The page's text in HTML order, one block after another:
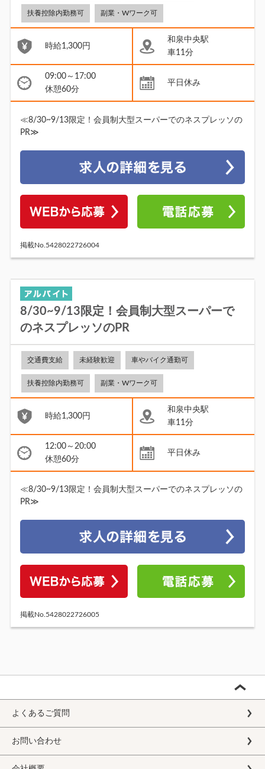
扶養控除内勤務可 副業・Wワーク可
時給1,300円
和泉中央駅
車11分
09:00～17:00
休憩60分
平日休み
≪8/30~9/13限定！会員制大型スーパーでのネスプレッソの
PR≫
掲載No.5428022726004
8/30~9/13限定！会員制大型スーパーで
のネスプレッソのPR
交通費支給 未経験歓迎 車やバイク通勤可
扶養控除内勤務可 副業・Wワーク可
時給1,300円
和泉中央駅
車11分
12:00～20:00
休憩60分
平日休み
≪8/30~9/13限定！会員制大型スーパーでのネスプレッソの
PR≫
掲載No.5428022726005
よくあるご質問
お問い合わせ